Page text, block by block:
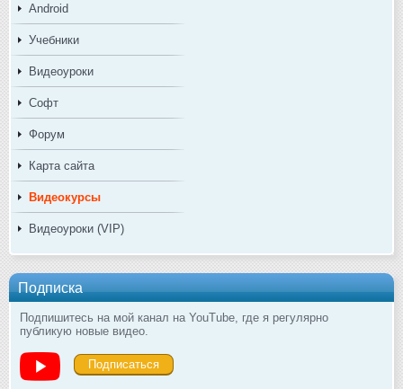
Android
Учебники
Видеоуроки
Софт
Форум
Карта сайта
Видеокурсы
Видеоуроки (VIP)
Подписка
Подпишитесь на мой канал на YouTube, где я регулярно
публикую новые видео.
Подписаться